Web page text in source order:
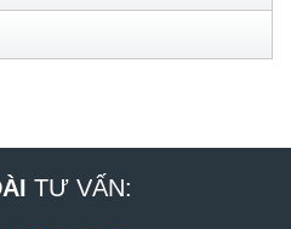
TƯ VẤN: